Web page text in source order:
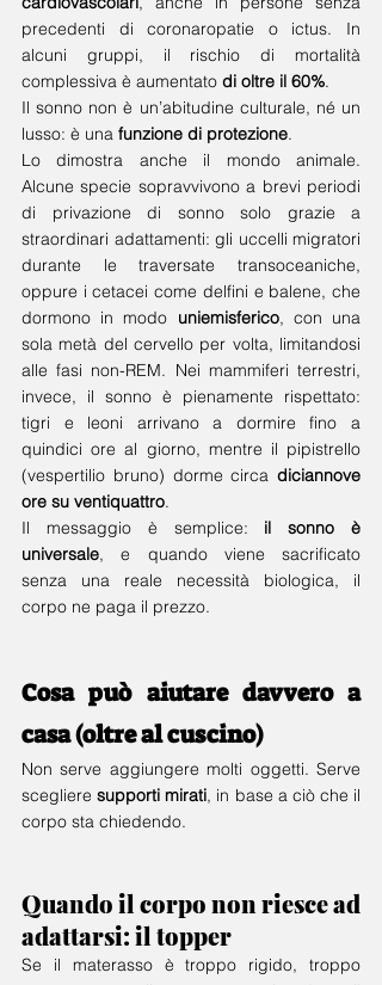
precedenti di coronaropatie o ictus. In
alcuni gruppi, il rischio di mortalità
complessiva è aumentato di oltre il 60%.
Il sonno non è un’abitudine culturale, né un
lusso: è una funzione di protezione.
Lo dimostra anche il mondo animale.
Alcune specie sopravvivono a brevi periodi
di privazione di sonno solo grazie a
straordinari adattamenti: gli uccelli migratori
durante le traversate transoceaniche,
oppure i cetacei come delfini e balene, che
dormono in modo uniemisferico, con una
sola metà del cervello per volta, limitandosi
alle fasi non-REM. Nei mammiferi terrestri,
invece, il sonno è pienamente rispettato:
tigri e leoni arrivano a dormire fino a
quindici ore al giorno, mentre il pipistrello
(vespertilio bruno) dorme circa diciannove
ore su ventiquattro.
Il messaggio è semplice: il sonno è
universale, e quando viene sacrificato
senza una reale necessità biologica, il
corpo ne paga il prezzo.
Cosa può aiutare davvero a
casa (oltre al cuscino)
Non serve aggiungere molti oggetti. Serve
scegliere supporti mirati, in base a ciò che il
corpo sta chiedendo.
Quando il corpo non riesce ad
adattarsi: il topper
Se il materasso è troppo rigido, troppo